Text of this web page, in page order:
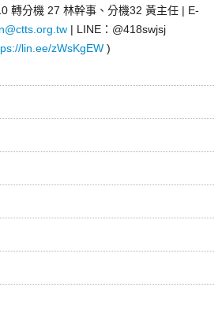
轉分機 27 林幹事、分機32 黃主任 | E-
| LINE：@418swjsj
lin.ee/zWsKgEW)